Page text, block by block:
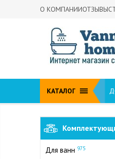
О КОМПАНИИОТЗЫВЫ
КАТАЛОГ
Для ванн 975